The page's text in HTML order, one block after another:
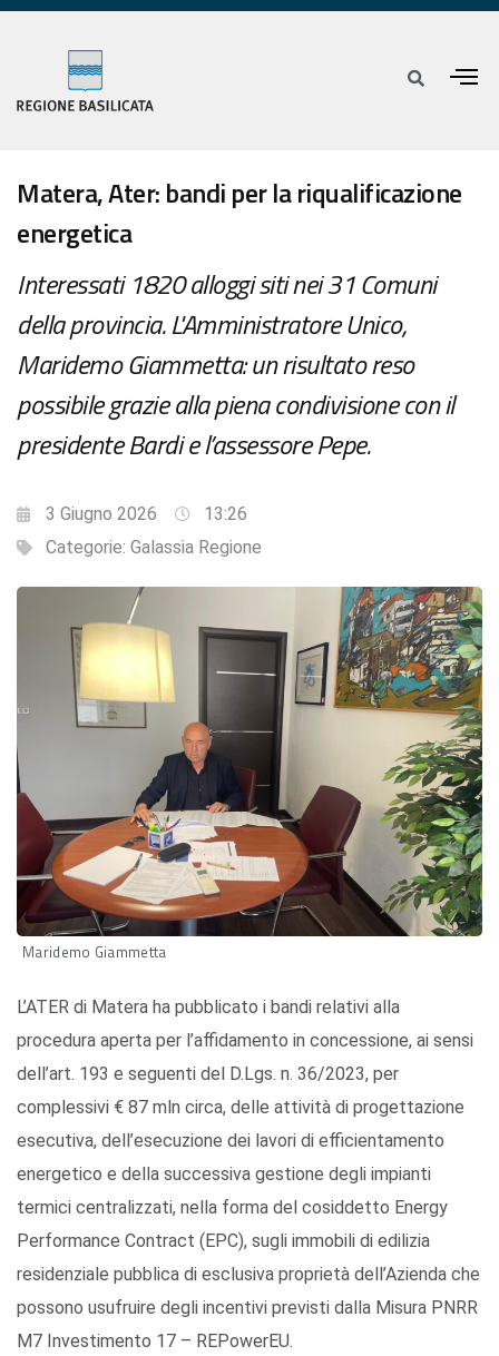
Matera, Ater: bandi per la riqualificazione
energetica
Interessati 1820 alloggi siti nei 31 Comuni
della provincia. L'Amministratore Unico,
Maridemo Giammetta: un risultato reso
possibile grazie alla piena condivisione con il
presidente Bardi e l’assessore Pepe.
3 Giugno 2026
13:26
Categorie: Galassia Regione
Maridemo Giammetta
L’ATER di Matera ha pubblicato i bandi relativi alla
procedura aperta per l’affidamento in concessione, ai sensi
dell’art. 193 e seguenti del D.Lgs. n. 36/2023, per
complessivi € 87 mln circa, delle attività di progettazione
esecutiva, dell’esecuzione dei lavori di efficientamento
energetico e della successiva gestione degli impianti
termici centralizzati, nella forma del cosiddetto Energy
Performance Contract (EPC), sugli immobili di edilizia
residenziale pubblica di esclusiva proprietà dell’Azienda che
possono usufruire degli incentivi previsti dalla Misura PNRR
M7 Investimento 17 – REPowerEU.